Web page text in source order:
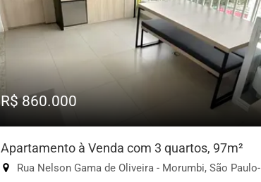
R$ 860.000
Apartamento à Venda com 3 quartos, 97m²
Rua Nelson Gama de Oliveira - Morumbi, São Paulo-SP